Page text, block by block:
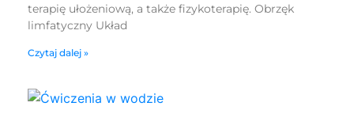
terapię ułożeniową, a także fizykoterapię. Obrzęk
limfatyczny Układ
Czytaj dalej »